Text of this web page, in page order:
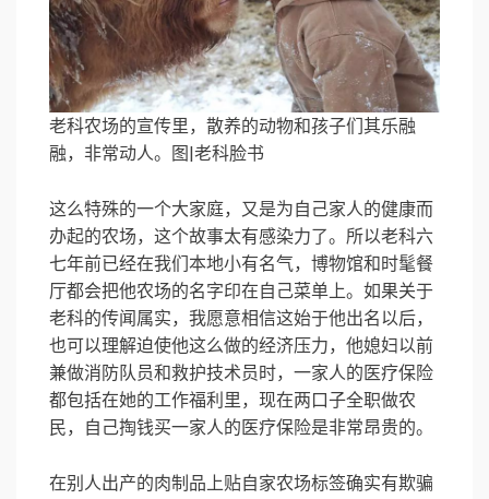
老科农场的宣传里，散养的动物和孩子们其乐融
融，非常动人。图|老科脸书
这么特殊的一个大家庭，又是为自己家人的健康而
办起的农场，这个故事太有感染力了。所以老科六
七年前已经在我们本地小有名气，博物馆和时髦餐
厅都会把他农场的名字印在自己菜单上。如果关于
老科的传闻属实，我愿意相信这始于他出名以后，
也可以理解迫使他这么做的经济压力，他媳妇以前
兼做消防队员和救护技术员时，一家人的医疗保险
都包括在她的工作福利里，现在两口子全职做农
民，自己掏钱买一家人的医疗保险是非常昂贵的。
在别人出产的肉制品上贴自家农场标签确实有欺骗